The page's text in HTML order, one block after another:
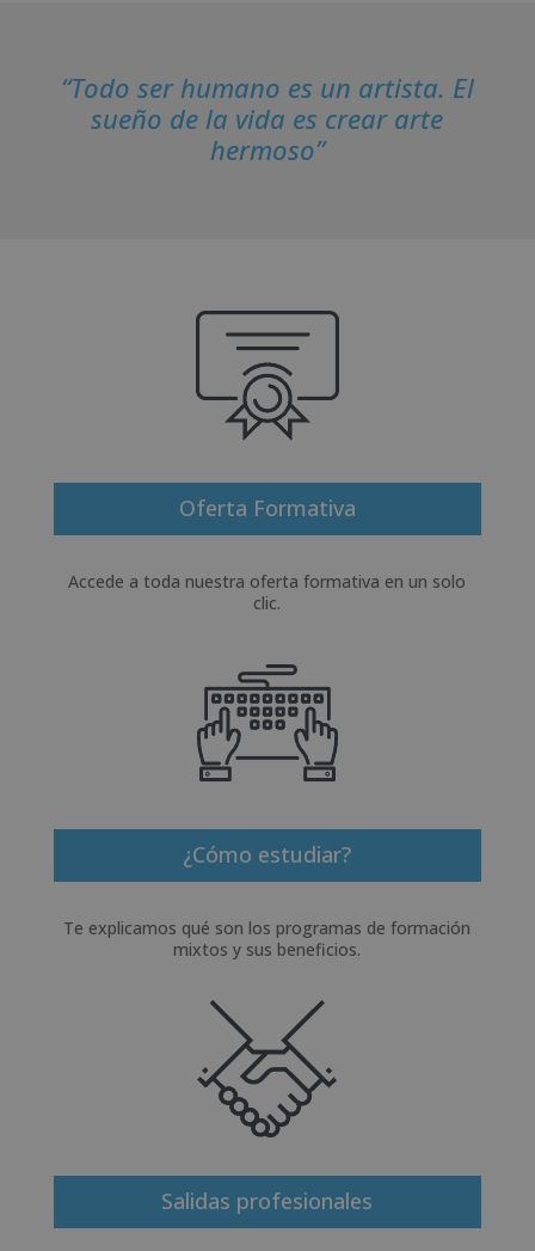
“Todo ser humano es un artista. El
sueño de la vida es crear arte
hermoso”
Oferta Formativa
Accede a toda nuestra oferta formativa en un solo
clic.
¿Cómo estudiar?
Te explicamos qué son los programas de formación
mixtos y sus beneficios.
Salidas profesionales